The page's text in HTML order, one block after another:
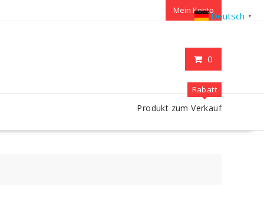
Mein Konto
0
Rabatt
Produkt zum Verkauf
Deutsch ▼